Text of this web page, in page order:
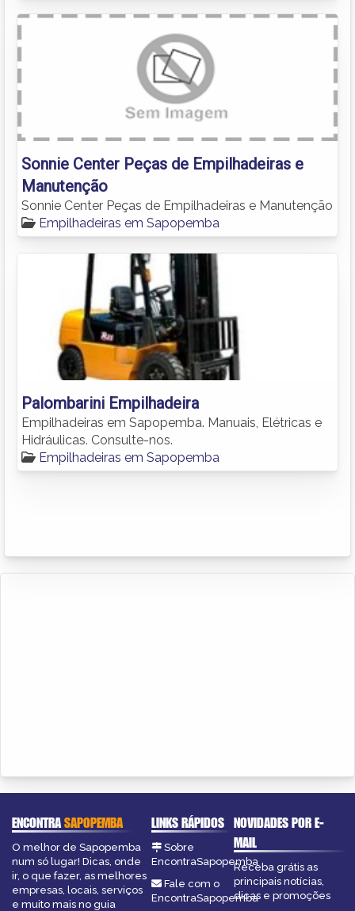
Sonnie Center Peças de Empilhadeiras e
Manutenção
Sonnie Center Peças de Empilhadeiras e Manutenção
Empilhadeiras em Sapopemba
Palombarini Empilhadeira
Empilhadeiras em Sapopemba. Manuais, Elétricas e
Hidráulicas. Consulte-nos.
Empilhadeiras em Sapopemba
ENCONTRASAPOPEMBA
O melhor de Sapopemba
num só lugar! Dicas, onde
ir, o que fazer, as melhores
empresas, locais, serviços
e muito mais no guia
LINKS RÁPIDOS
Sobre
EncontraSapopemba
Fale com o
EncontraSapopemba
NOVIDADES POR E-
MAIL
Receba grátis as
principais notícias,
dicas e promoções